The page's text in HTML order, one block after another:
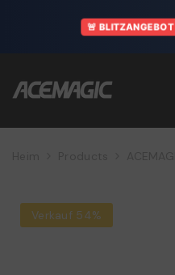
🚨 BLITZANGEBOT
Verkauf 54%